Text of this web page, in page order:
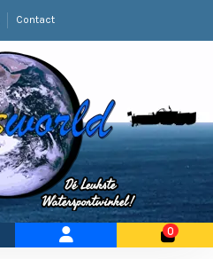
Contact
0